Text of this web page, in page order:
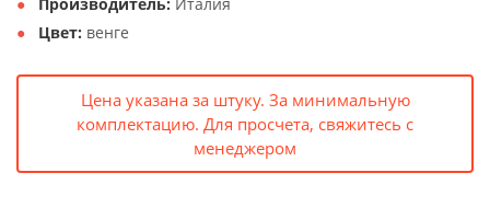
Цвет: венге
Цена указана за штуку. За минимальную
комплектацию. Для просчета, свяжитесь с
менеджером